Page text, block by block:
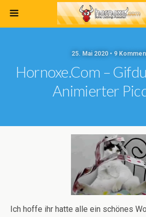
25. Mai 2020 • 9
Hornoxe.com –
Animierter
Ich hoffe ihr hatte alle ein schönes